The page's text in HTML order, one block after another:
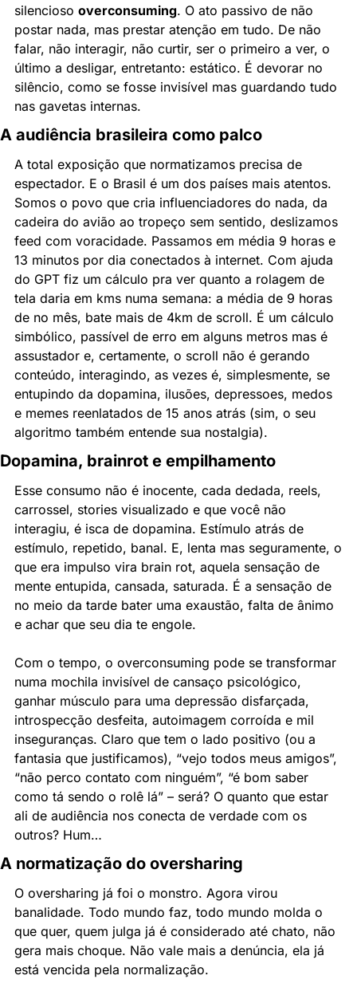
silencioso overconsuming. O ato passivo de não
postar nada, mas prestar atenção em tudo. De não
falar, não interagir, não curtir, ser o primeiro a ver, o
último a desligar, entretanto: estático. É devorar no
silêncio, como se fosse invisível mas guardando tudo
nas gavetas internas.
A audiência brasileira como palco
A total exposição que normatizamos precisa de
espectador. E o Brasil é um dos países mais atentos.
Somos o povo que cria influenciadores do nada, da
cadeira do avião ao tropeço sem sentido, deslizamos
feed com voracidade. Passamos em média 9 horas e
13 minutos por dia conectados à internet. Com ajuda
do GPT fiz um cálculo pra ver quanto a rolagem de
tela daria em kms numa semana: a média de 9 horas
de no mês, bate mais de 4km de scroll. É um cálculo
simbólico, passível de erro em alguns metros mas é
assustador e, certamente, o scroll não é gerando
conteúdo, interagindo, as vezes é, simplesmente, se
entupindo da dopamina, ilusões, depressoes, medos
e memes reenlatados de 15 anos atrás (sim, o seu
algoritmo também entende sua nostalgia).
Dopamina, brainrot e empilhamento
Esse consumo não é inocente, cada dedada, reels,
carrossel, stories visualizado e que você não
interagiu, é isca de dopamina. Estímulo atrás de
estímulo, repetido, banal. E, lenta mas seguramente, o
que era impulso vira brain rot, aquela sensação de
mente entupida, cansada, saturada. É a sensação de
no meio da tarde bater uma exaustão, falta de ânimo
e achar que seu dia te engole.
Com o tempo, o overconsuming pode se transformar
numa mochila invisível de cansaço psicológico,
ganhar músculo para uma depressão disfarçada,
introspecção desfeita, autoimagem corroída e mil
inseguranças. Claro que tem o lado positivo (ou a
fantasia que justificamos), “vejo todos meus amigos”,
“não perco contato com ninguém”, “é bom saber
como tá sendo o rolê lá” – será? O quanto que estar
ali de audiência nos conecta de verdade com os
outros? Hum…
A normatização do oversharing
O oversharing já foi o monstro. Agora virou
banalidade. Todo mundo faz, todo mundo molda o
que quer, quem julga já é considerado até chato, não
gera mais choque. Não vale mais a denúncia, ela já
está vencida pela normalização.